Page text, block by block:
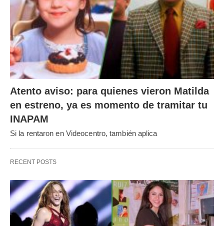
Atento aviso: para quienes vieron Matilda
en estreno, ya es momento de tramitar tu
INAPAM
Si la rentaron en Videocentro, también aplica
RECENT POSTS